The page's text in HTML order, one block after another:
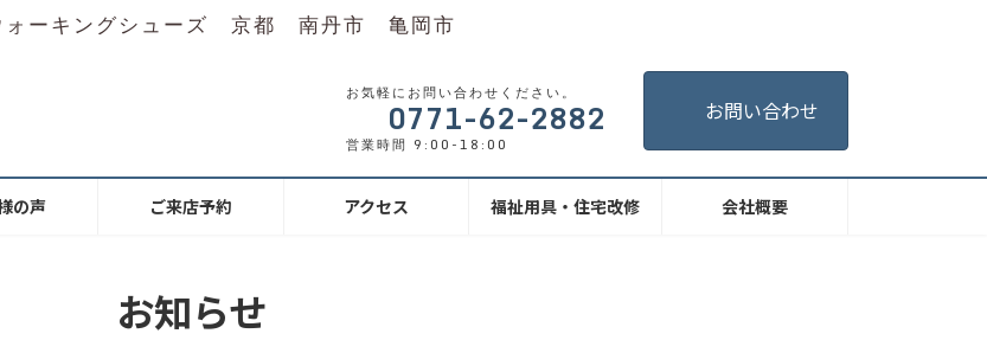
ォーキングシューズ 京都 南丹市 亀岡市
お気軽にお問い合わせください。
0771-62-2882
営業時間 9:00-18:00
お問い合わせ
の声 ご来店予約 アクセス 福祉用具・住宅改修 会社概要
お知らせ